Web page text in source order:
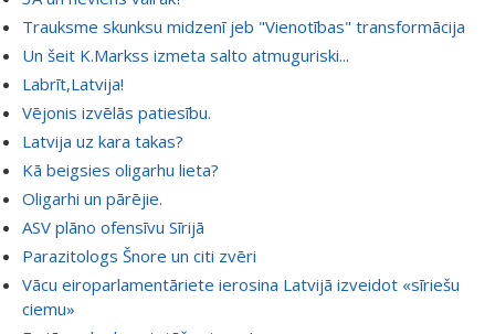
Trauksme skunksu midzenī jeb "Vienotības" transformācija
Un šeit K.Markss izmeta salto atmuguriski...
Labrīt,Latvija!
Vējonis izvēlās patiesību.
Latvija uz kara takas?
Kā beigsies oligarhu lieta?
Oligarhi un pārējie.
ASV plāno ofensīvu Sīrijā
Parazitologs Šnore un citi zvēri
Vācu eiroparlamentāriete ierosina Latvijā izveidot «sīriešu
ciemu»